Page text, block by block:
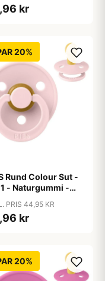
kr
20%
Rund Colour Sut -
- Naturgummi -
PRIS 44,95 KR
kr
20%